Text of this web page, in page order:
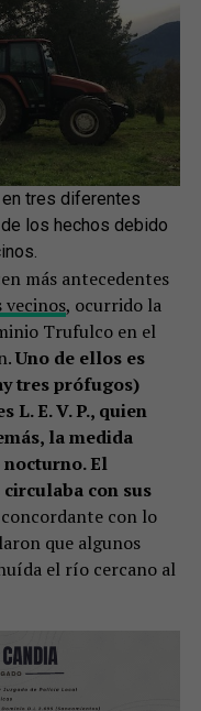
tres diferentes
los hechos debido
más antecedentes
, ocurrido la
Trufulco en el
Uno de ellos es
tres prófugos)
E. V. P., quien
la medida
El
con sus
con lo
que algunos
el río cercano al